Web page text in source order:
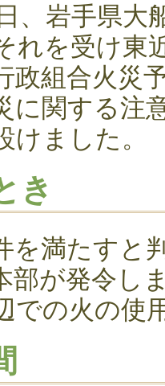
、岩手県大
れを受け東
政組合火災
に関する注
ました。
き
を満たすと
部が発令し
での火の使